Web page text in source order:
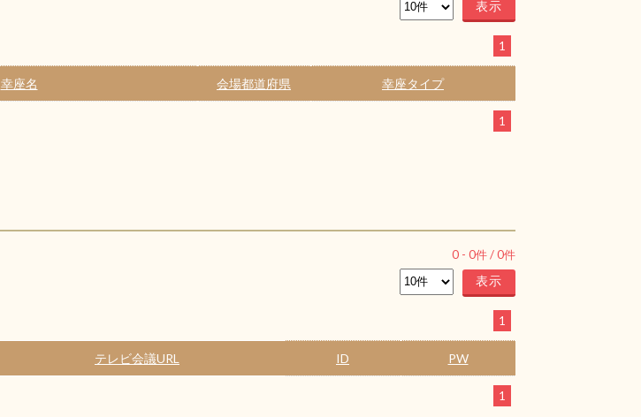
1
幸座名 会場都道府県 幸座タイプ
1
0 - 0件 /0件
1
テレビ会議URL ID PW
1